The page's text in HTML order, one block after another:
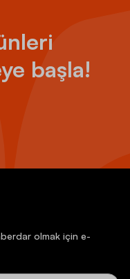
başla!
olmak için e-